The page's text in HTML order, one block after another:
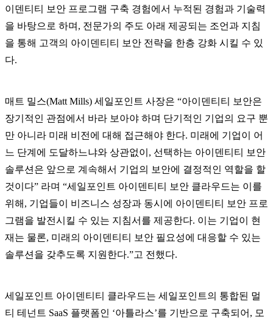
이덴티티 보안 프로그램 구축 경험에서 누적된 경험과 기술력
을 바탕으로 하며, 전문가의 주도 아래 제공되는 조언과 지침
을 통해 고객의 아이덴티티 보안 전략을 한층 강화 시킬 수 있
다.
매트 밀스(Matt Mills) 세일포인트 사장은 “아이덴티티 보안은
장기적인 관점에서 바라 보아야 하며 단기적인 기업의 요구 뿐
만 아니라 미래 비전에 대해 접근해야 한다. 미래에 기업이 어
느 단계에 도달하느냐와 상관없이, 선택하는 아이덴티티 보안
솔루션은 앞으로 계속해서 기업의 보안에 결정적인 역할을 할
것이다” 라며 “세일포인트 아이덴티티 보안 클라우드는 이를
위해, 기업들이 비즈니스 성장과 동시에 아이덴티티 보안 프로
그램을 발전시킬 수 있는 지침서를 제공한다. 이는 기업이 현
재는 물론, 미래의 아이덴티티 보안 필요성에 대응할 수 있는
솔루션을 갖추도록 지원한다.”고 전했다.
세일포인트 아이덴티티 클라우드는 세일포인트의 통합된 멀
티 테넌트 SaaS 플랫폼인 ‘아틀라스’를 기반으로 구축되어, 모